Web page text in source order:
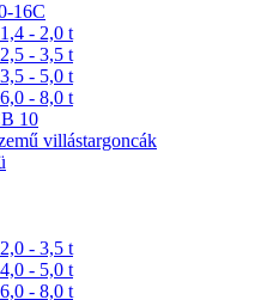
16C
- 2,0 t
- 3,5 t
- 5,0 t
- 8,0 t
10
villástargoncák
- 3,5 t
- 5,0 t
- 8,0 t